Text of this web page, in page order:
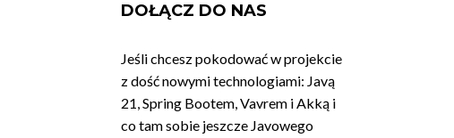
DOŁĄCZ DO NAS
Jeśli chcesz pokodować w projekcie
z dość nowymi technologiami: Javą
21, Spring Bootem, Vavrem i Akką i
co tam sobie jeszcze Javowego